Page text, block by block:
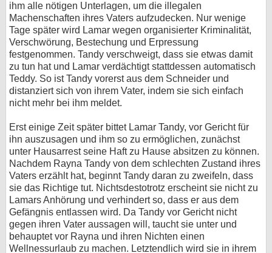
ihm alle nötigen Unterlagen, um die illegalen
Machenschaften ihres Vaters aufzudecken. Nur wenige
Tage später wird Lamar wegen organisierter Kriminalität,
Verschwörung, Bestechung und Erpressung
festgenommen. Tandy verschweigt, dass sie etwas damit
zu tun hat und Lamar verdächtigt stattdessen automatisch
Teddy. So ist Tandy vorerst aus dem Schneider und
distanziert sich von ihrem Vater, indem sie sich einfach
nicht mehr bei ihm meldet.
Erst einige Zeit später bittet Lamar Tandy, vor Gericht für
ihn auszusagen und ihm so zu ermöglichen, zunächst
unter Hausarrest seine Haft zu Hause absitzen zu können.
Nachdem Rayna Tandy von dem schlechten Zustand ihres
Vaters erzählt hat, beginnt Tandy daran zu zweifeln, dass
sie das Richtige tut. Nichtsdestotrotz erscheint sie nicht zu
Lamars Anhörung und verhindert so, dass er aus dem
Gefängnis entlassen wird. Da Tandy vor Gericht nicht
gegen ihren Vater aussagen will, taucht sie unter und
behauptet vor Rayna und ihren Nichten einen
Wellnessurlaub zu machen. Letztendlich wird sie in ihrem